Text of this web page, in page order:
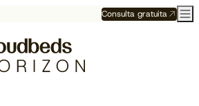
Consulta gratuita